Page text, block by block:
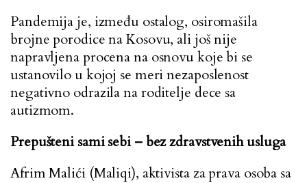
Pandemija je, između ostalog, osiromašila
brojne porodice na Kosovu, ali još nije
napravljena procena na osnovu koje bi se
ustanovilo u kojoj se meri nezaposlenost
negativno odrazila na roditelje dece sa
autizmom.
Prepušteni sami sebi – bez zdravstvenih usluga
Afrim Malići (Maliqi), aktivista za prava osoba sa